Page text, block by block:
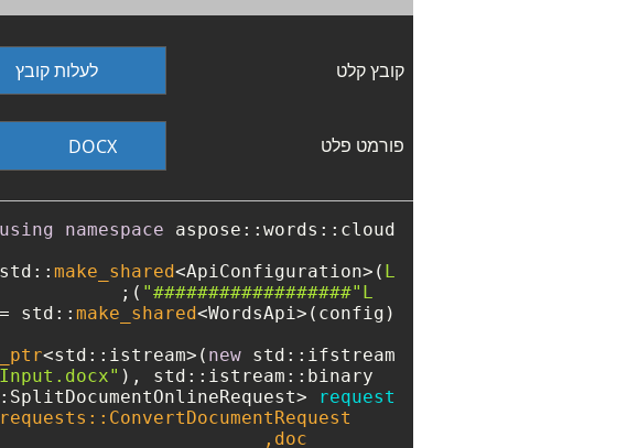
קובץ קלט לעלות קובץ
פורמט פלט
using namespace
make_shared<ApiConfiguration>( L"####-####-####-####-####"
L"##################"
);
= std:: make_shared
<std::istream>( new
), std::istream::binary));
request